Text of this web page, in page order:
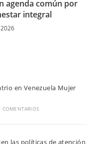
agenda común por
integral
en Venezuela Mujer
COMENTARIOS
las políticas de atención